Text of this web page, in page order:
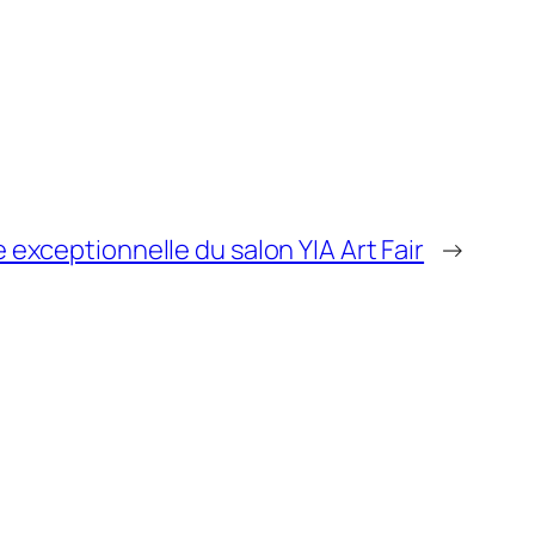
exceptionnelle du salon YIA Art Fair →